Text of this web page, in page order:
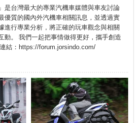
是台灣最大的專業汽機車媒體與車友討論
優質的國內外汽機車相關訊息，並透過實
進行專業分析，將正確的玩車觀念與相關
動。 我們一起把事情做得更好，攜手創造
結：https://forum.jorsindo.com/